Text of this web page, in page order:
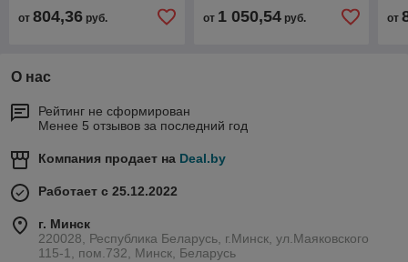
от 804,36 руб. от 1 050,54руб. от
О нас
Рейтинг не сформирован
Менее 5 отзывов за последний год
Компания продает на Deal.by
Работает с 25.12.2022
г. Минск
220028, Республика Беларусь, г.Минск, ул.Маяковского
115-1, пом.732, Минск, Беларусь